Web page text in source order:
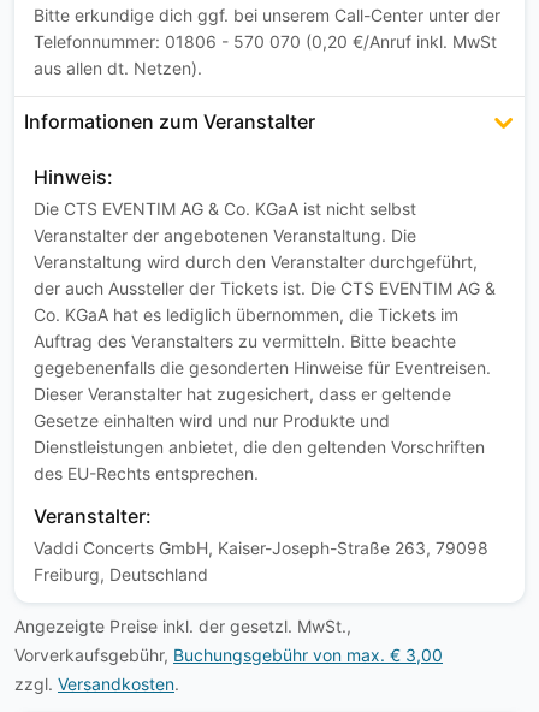
Bitte erkundige dich ggf. bei unserem Call-Center unter der
Telefonnummer: 01806 - 570 070 (0,20 €/Anruf inkl. MwSt
aus allen dt. Netzen).
Informationen zum Veranstalter
Hinweis:
Die CTS EVENTIM AG & Co. KGaA ist nicht selbst
Veranstalter der angebotenen Veranstaltung. Die
Veranstaltung wird durch den Veranstalter durchgeführt,
der auch Aussteller der Tickets ist. Die CTS EVENTIM AG &
Co. KGaA hat es lediglich übernommen, die Tickets im
Auftrag des Veranstalters zu vermitteln. Bitte beachte
gegebenenfalls die gesonderten Hinweise für Eventreisen.
Dieser Veranstalter hat zugesichert, dass er geltende
Gesetze einhalten wird und nur Produkte und
Dienstleistungen anbietet, die den geltenden Vorschriften
des EU-Rechts entsprechen.
Veranstalter:
Vaddi Concerts GmbH, Kaiser-Joseph-Straße 263, 79098
Freiburg, Deutschland
Angezeigte Preise inkl. der gesetzl. MwSt.,
Vorverkaufsgebühr, Buchungsgebühr von max. € 3,00
zzgl. Versandkosten.